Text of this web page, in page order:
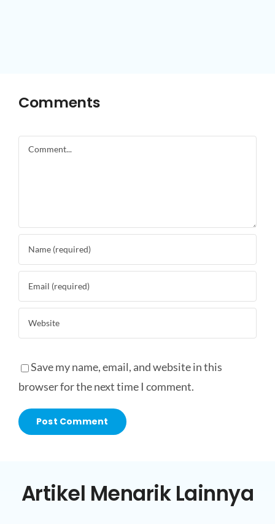
Comments
Comment
Save my name, email, and website in this
browser for the next time I comment.
Artikel Menarik Lainnya